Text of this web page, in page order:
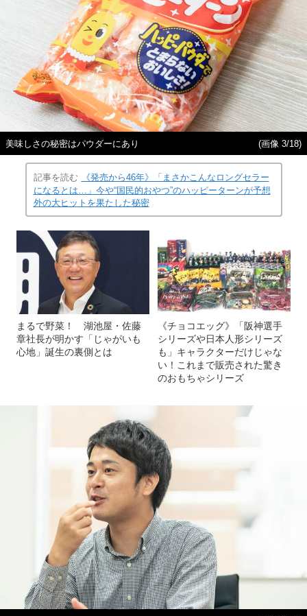
美味しさの秘密はパウダーにあり (画像 3/18)
記事を読む
《発売から46年》「まさかこんなロングセラー
になるとは…」今や“国民的おやつ”のハッピーターンが予想
外の大ヒットを果たした秘密
まるで野菜！ 湖池屋・佐藤
章社長が明かす「じゃがいも
心地」誕生の裏側とは
《チョコエッグ》「阪神選手
シリーズや日本人形シリーズ
も」キャラクターだけじゃな
い！これまで販売された驚き
のおもちゃシリーズ